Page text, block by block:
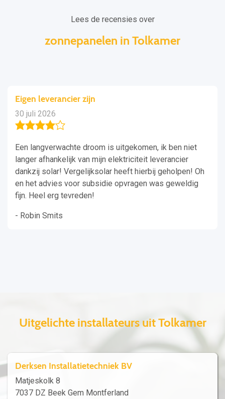
Lees de recensies over
zonnepanelen in Tolkamer
Eigen leverancier zijn
30 juli 2026
Een langverwachte droom is uitgekomen, ik ben niet
langer afhankelijk van mijn elektriciteit leverancier
dankzij solar! Vergelijksolar heeft hierbij geholpen! Oh
en het advies voor subsidie opvragen was geweldig
fijn. Heel erg tevreden!
- Robin Smits
Uitgelichte installateurs uit Tolkamer
Derksen Installatietechniek BV
Matjeskolk 8
7037 DZ Beek Gem Montferland